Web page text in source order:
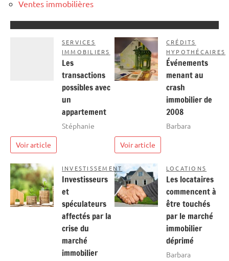
Ventes immobilières
SERVICES
IMMOBILIERS
Les
transactions
possibles avec
un
appartement
Stéphanie
Voir article
CRÉDITS
HYPOTHÉCAIRES
Événements
menant au
crash
immobilier de
2008
Barbara
Voir article
INVESTISSEMENT
Investisseurs
et
spéculateurs
affectés par la
crise du
marché
immobilier
LOCATIONS
Les locataires
commencent à
être touchés
par le marché
immobilier
déprimé
Barbara